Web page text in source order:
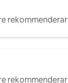
rekommenderar
rekommenderar